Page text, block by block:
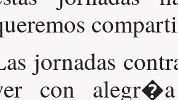
jornadas
con